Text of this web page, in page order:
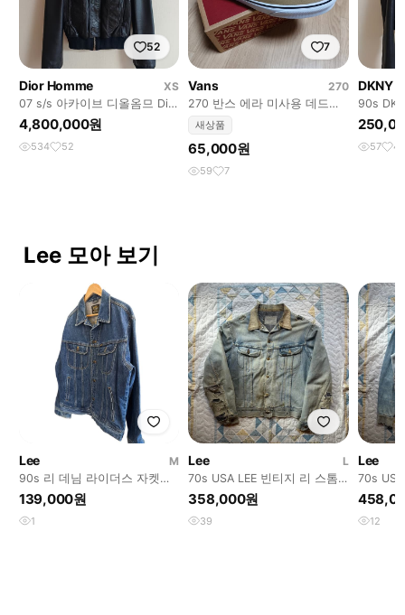
52
Dior Homme
XS
07 s/s 아카이브 디올옴므 Dior
Homme 에디슬리먼 레더가죽
자켓
4,800,000원
534 52
7
Vans
270
270 반스 에라 미사용 데드스
탁 베이지 Vans era 스니커즈
어센틱
새상품
65,000원
59 7
DKNY
90s
켓 블랙
리먼
57 4
Lee 모아 보기
Lee
M
90s 리 데님 라이더스 자켓
(103)
139,000원
1
Lee
L
70s USA LEE 빈티지 리 스톰
라이더 디스트레스트 데님 자
켓
358,000원
39
Lee
70s
시블 웨
12